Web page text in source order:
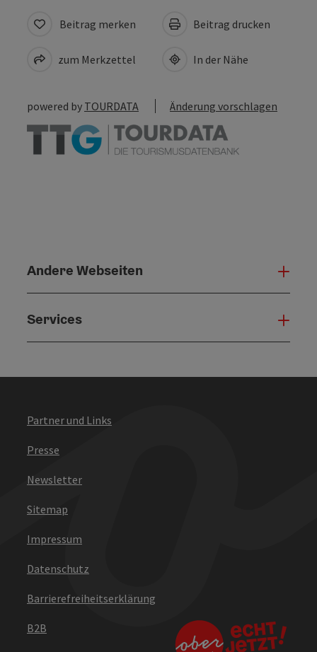
Beitrag merken
zum Merkzettel
Beitrag drucken
In der Nähe
powered by TOURDATA Änderung vorschlagen
Andere Webseiten
Services
Partner und Links
Presse
Newsletter
Sitemap
Impressum
Datenschutz
Barrierefreiheitserklärung
B2B